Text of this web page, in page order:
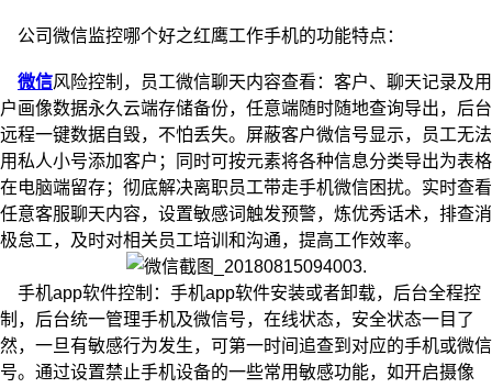
公司微信监控哪个好之红鹰工作手机的功能特点：
微信风险控制，员工微信聊天内容查看：客户、聊天记录及用
户画像数据永久云端存储备份，任意端随时随地查询导出，后台
远程一键数据自毁，不怕丢失。屏蔽客户微信号显示，员工无法
用私人小号添加客户；同时可按元素将各种信息分类导出为表格
在电脑端留存；彻底解决离职员工带走手机微信困扰。实时查看
任意客服聊天内容，设置敏感词触发预警，炼优秀话术，排查消
极怠工，及时对相关员工培训和沟通，提高工作效率。
手机app软件控制：手机app软件安装或者卸载，后台全程控
制，后台统一管理手机及微信号，在线状态，安全状态一目了
然，一旦有敏感行为发生，可第一时间追查到对应的手机或微信
号。通过设置禁止手机设备的一些常用敏感功能，如开启摄像